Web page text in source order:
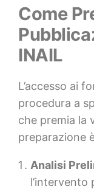
Come
INAIL
L’accesso ai
procedura a
che premia la
preparazione
Analisi
l’intervento